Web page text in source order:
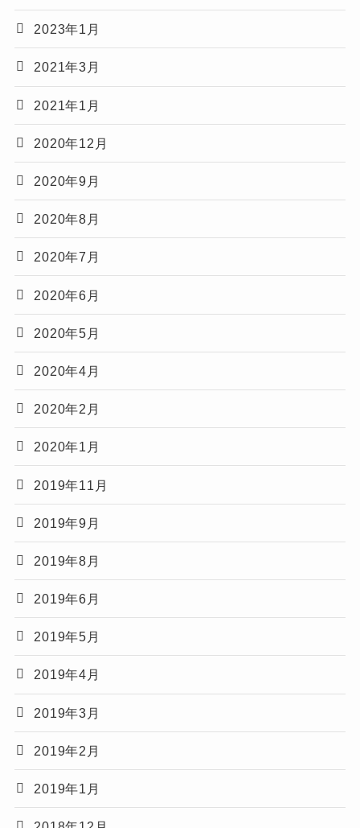
2023年1月
2021年3月
2021年1月
2020年12月
2020年9月
2020年8月
2020年7月
2020年6月
2020年5月
2020年4月
2020年2月
2020年1月
2019年11月
2019年9月
2019年8月
2019年6月
2019年5月
2019年4月
2019年3月
2019年2月
2019年1月